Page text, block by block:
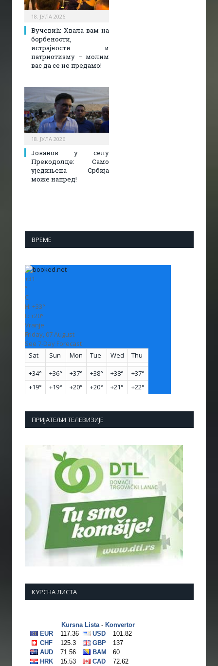
18. ЈУЛА 2026.
Вучевић: Хвала вам на
борбености,
истрајности и
патриотизму – молим
вас да се не предамо!
18. ЈУЛА 2026.
Јованов у селу
Прекодолце: Само
уједињена Србија
може напред!
ВРЕМЕ
+31
°
C
H: +33°
L: +20°
Vranje
Friday, 07 August
See 7-Day Forecast
Sat
Sun Mon Tue Wed Thu
+34° +36° +37° +38° +38° +37°
+19° +19° +20° +20° +21° +22°
ПРИЈАТЕЉИ ТЕЛЕВИЗИЈЕ
КУРСНА ЛИСТА